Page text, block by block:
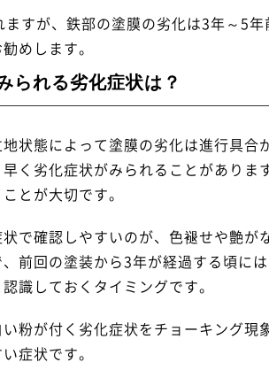
すが、鉄部の塗膜の劣化は3年～5
めします。
られる劣化症状は？
状態によって塗膜の劣化は進行具合
く劣化症状がみられることがありま
とが大切です。
で確認しやすいのが、色褪せや艶が
前回の塗装から3年が経過する頃に
識しておくタイミングです。
粉が付く劣化症状をチョーキング現
症状です。